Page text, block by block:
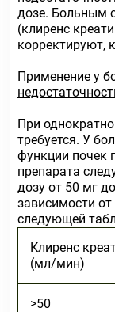
дозе. Больным
(клиренс
корректируют,
Применение у
При
требуется. У
функции почек
препарата
дозу от 50 мг
зависимости
следующей
Клиренс
(мл/мин)
>50